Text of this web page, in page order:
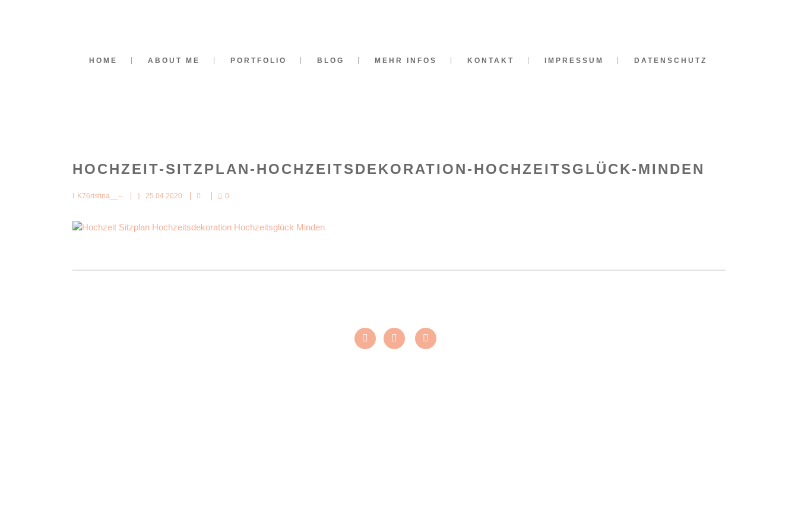
HOME ABOUT ME PORTFOLIO BLOG MEHR INFOS KONTAKT IMPRESSUM DATENSCHUTZ
HOCHZEIT-SITZPLAN-HOCHZEITSDEKORATION-HOCHZEITSGLÜCK-MINDEN
K76ristina__-- 25.04.2020 0